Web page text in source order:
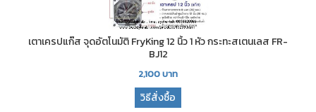
เตาเครปแก๊ส จุดอัตโนมัติ FryKing 12 นิ้ว 1 หัว กระทะสเตนเลส FR-
BJ12
2,100บาท
วิธีสั่งซื้อ